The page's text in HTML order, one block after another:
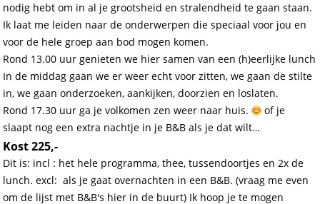
nodig hebt om in al je grootsheid en stralendheid te gaan staan.
Ik laat me leiden naar de onderwerpen die speciaal voor jou en
voor de hele groep aan bod mogen komen.
Rond 13.00 uur genieten we hier samen van een (h)eerlijke lunch
In de middag gaan we er weer echt voor zitten, we gaan de stilte
in, we gaan onderzoeken, aankijken, doorzien en loslaten.
Rond 17.30 uur ga je volkomen zen weer naar huis.
of je
slaapt nog een extra nachtje in je B&B als je dat wilt…
Kost225,-
Dit is: incl : het hele programma, thee, tussendoortjes en 2x de
lunch. excl: als je gaat overnachten in een B&B. (vraag me even
om de lijst met B&B's hier in de buurt) Ik hoop je te mogen